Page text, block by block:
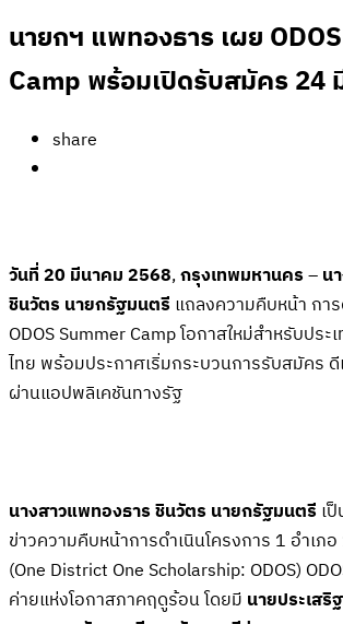
นายกฯ แพทองธาร เผย
Camp พร้อมเปิดรับสมัคร 24
share
วันที่20มีนาคม2568,กรุงเทพมหานคร–น
ชินวัตร นายกรัฐมนตรี แถลงความคืบหน้า กา
ODOS Summer Camp โอกาสใหม่สำหรับประ
ไทย พร้อมประกาศเริ่มกระบวนการรับสมัคร
ผ่านแอปพลิเคชันทางรัฐ
นางสาวแพทองธารชินวัตร นายกรัฐมนตรี เ
ข่าวความคืบหน้าการดำเนินโครงการ 1 อำเภ
(One District One Scholarship: ODOS)
ค่ายแห่งโอกาสภาคฤดูร้อน โดยมี นายประเสริฐ